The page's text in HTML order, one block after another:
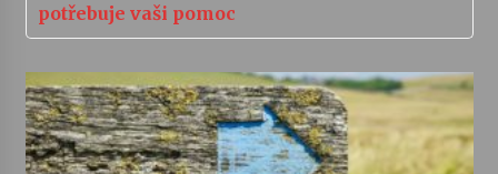
potřebuje vaši pomoc